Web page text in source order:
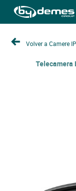
Volver a Camere IP
Telecamera